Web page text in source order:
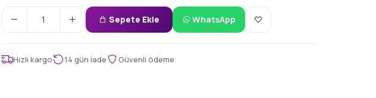
Sepete Ekle WhatsApp
Hızlı kargo 14 gün iade Güvenli ödeme